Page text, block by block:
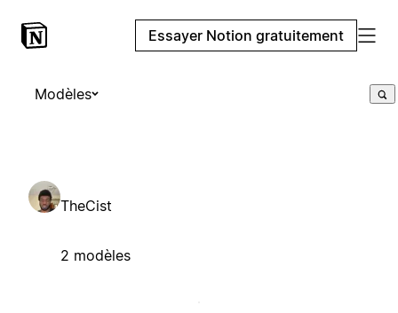
Essayer Notion gratuitement
Modèles
TheCist
2 modèles